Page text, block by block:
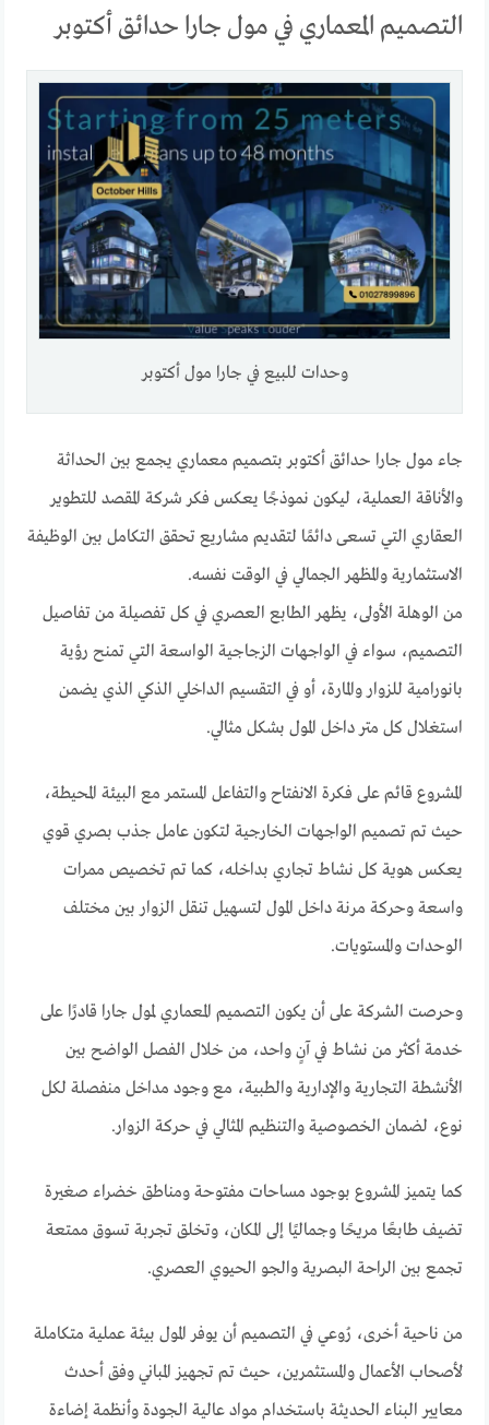
التصميم المعماري في مول جارا حدائق أكتوبر
وحدات للبيع في جارا مول أكتوبر
جاء مول جارا حدائق أكتوبر بتصميم معماري يجمع بين الحداثة
والأناقة العملية، ليكون نموذجًا يعكس فكر شركة المقصد للتطوير
العقاري التي تسعى دائمًا لتقديم مشاريع تحقق التكامل بين الوظيفة
الاستثمارية والمظهر الجمالي في الوقت نفسه.
من الوهلة الأولى، يظهر الطابع العصري في كل تفصيلة من تفاصيل
التصميم، سواء في الواجهات الزجاجية الواسعة التي تمنح رؤية
بانورامية للزوار والمارة، أو في التقسيم الداخلي الذكي الذي يضمن
استغلال كل متر داخل المول بشكل مثالي.
المشروع قائم على فكرة الانفتاح والتفاعل المستمر مع البيئة المحيطة،
حيث تم تصميم الواجهات الخارجية لتكون عامل جذب بصري قوي
يعكس هوية كل نشاط تجاري بداخله، كما تم تخصيص ممرات
واسعة وحركة مرنة داخل المول لتسهيل تنقل الزوار بين مختلف
الوحدات والمستويات.
وحرصت الشركة على أن يكون التصميم المعماري لمول جارا قادرًا على
خدمة أكثر من نشاط في آنٍ واحد، من خلال الفصل الواضح بين
الأنشطة التجارية والإدارية والطبية، مع وجود مداخل منفصلة لكل
نوع، لضمان الخصوصية والتنظيم المثالي في حركة الزوار.
كما يتميز المشروع بوجود مساحات مفتوحة ومناطق خضراء صغيرة
تضيف طابعًا مريحًا وجماليًا إلى المكان، وتخلق تجربة تسوق ممتعة
تجمع بين الراحة البصرية والجو الحيوي العصري.
من ناحية أخرى، رُوعي في التصميم أن يوفر المول بيئة عملية متكاملة
لأصحاب الأعمال والمستثمرين، حيث تم تجهيز المباني وفق أحدث
معايير البناء الحديثة باستخدام مواد عالية الجودة وأنظمة إضاءة